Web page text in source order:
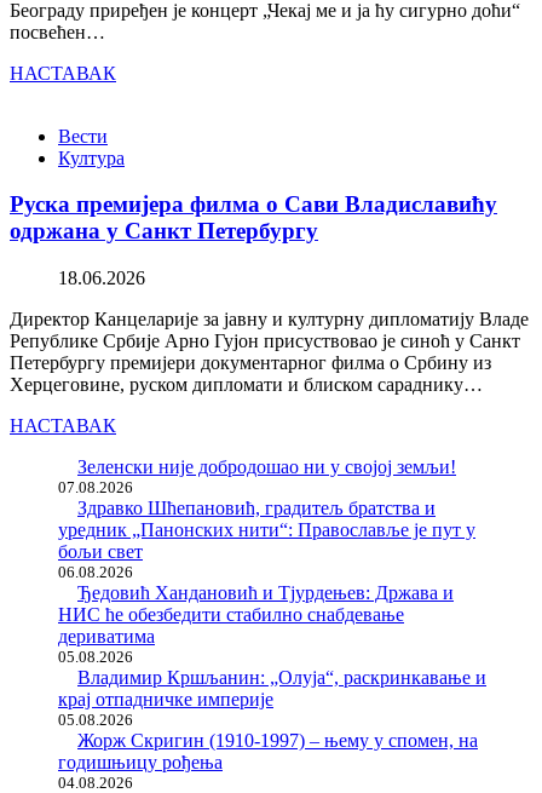
Београду приређен је концерт „Чекај ме и ја ћу сигурно доћи“
посвећен…
НАСТАВАК
Вести
Култура
Руска премијера филма о Сави Владиславићу
одржана у Санкт Петербургу
18.06.2026
Директор Канцеларије за јавну и културну дипломатију Владе
Републике Србије Арно Гујон присуствовао је синоћ у Санкт
Петербургу премијери документарног филма о Србину из
Херцеговине, руском дипломати и блиском сараднику…
НАСТАВАК
Зеленски није добродошао ни у својој земљи!
07.08.2026
Здравко Шћепановић, градитељ братства и
уредник „Панонских нити“: Православље је пут у
бољи свет
06.08.2026
Ђедовић Хандановић и Тјурдењев: Држава и
НИС ће обезбедити стабилно снабдевање
дериватима
05.08.2026
Владимир Кршљанин: „Олуја“, раскринкавање и
крај отпадничке империје
05.08.2026
Жорж Скригин (1910-1997) – њему у спомен, на
годишњицу рођења
04.08.2026